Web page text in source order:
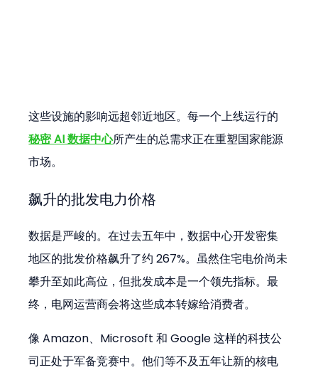
这些设施的影响远超邻近地区。每一个上线运行的
秘密 AI 数据中心所产生的总需求正在重塑国家能源
市场。
飙升的批发电力价格
数据是严峻的。在过去五年中，数据中心开发密集
地区的批发价格飙升了约 267%。虽然住宅电价尚未
攀升至如此高位，但批发成本是一个领先指标。最
终，电网运营商会将这些成本转嫁给消费者。
像 Amazon、Microsoft 和 Google 这样的科技公
司正处于军备竞赛中。他们等不及五年让新的核电